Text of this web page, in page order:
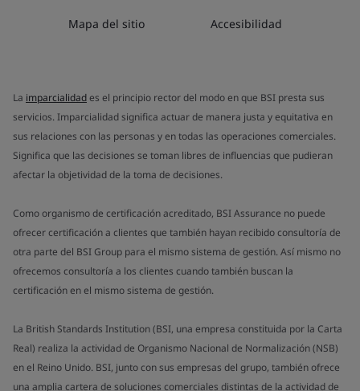
Mapa del sitio Accesibilidad
La imparcialidades el principio rector del modo en que BSI presta sus
servicios. Imparcialidad significa actuar de manera justa y equitativa en
sus relaciones con las personas y en todas las operaciones comerciales.
Significa que las decisiones se toman libres de influencias que pudieran
afectar la objetividad de la toma de decisiones.
Como organismo de certificación acreditado, BSI Assurance no puede
ofrecer certificación a clientes que también hayan recibido consultoría de
otra parte del BSI Group para el mismo sistema de gestión. Así mismo no
ofrecemos consultoría a los clientes cuando también buscan la
certificación en el mismo sistema de gestión.
La British Standards Institution (BSI, una empresa constituida por la Carta
Real) realiza la actividad de Organismo Nacional de Normalización (NSB)
en el Reino Unido. BSI, junto con sus empresas del grupo, también ofrece
una amplia cartera de soluciones comerciales distintas de la actividad de